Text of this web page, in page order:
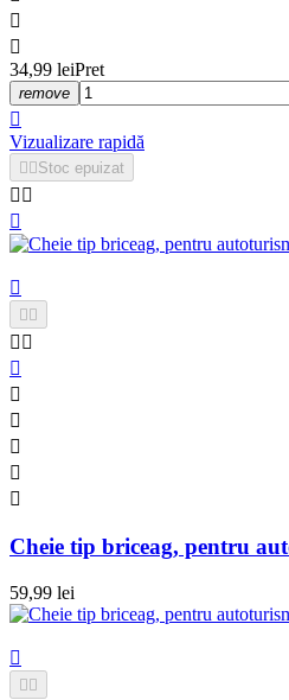


34,99 leiPret
remove

Vizualizare rapidă
  Stoc epuizat
 


 
 






Cheie tip briceag, pentru
59,99 lei

 